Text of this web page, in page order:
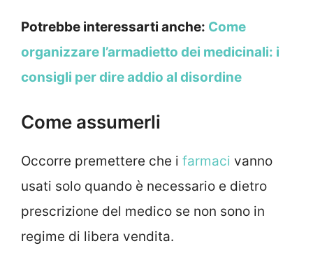
Potrebbe interessarti anche: Come
organizzare l’armadietto dei medicinali: i
consigli per dire addio al disordine
Come assumerli
Occorre premettere che i farmaci vanno
usati solo quando è necessario e dietro
prescrizione del medico se non sono in
regime di libera vendita.